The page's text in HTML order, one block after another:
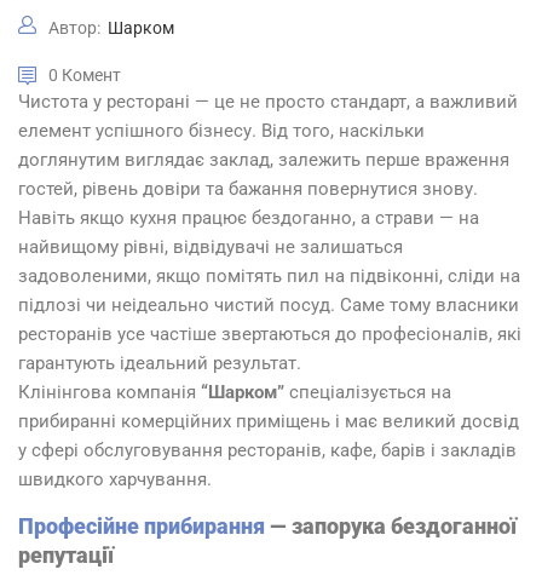
Автор: Шарком
0 Комент
Чистота у ресторані — це не просто стандарт, а важливий
елемент успішного бізнесу. Від того, наскільки
доглянутим виглядає заклад, залежить перше враження
гостей, рівень довіри та бажання повернутися знову.
Навіть якщо кухня працює бездоганно, а страви — на
найвищому рівні, відвідувачі не залишаться
задоволеними, якщо помітять пил на підвіконні, сліди на
підлозі чи неідеально чистий посуд. Саме тому власники
ресторанів усе частіше звертаються до професіоналів, які
гарантують ідеальний результат.
Клінінгова компанія “Шарком” спеціалізується на
прибиранні комерційних приміщень і має великий досвід
у сфері обслуговування ресторанів, кафе, барів і закладів
швидкого харчування.
Професійне прибирання — запорука бездоганної
репутації